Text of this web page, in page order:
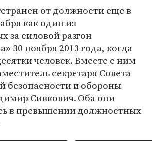
от должности еще в
как один из
за силовой разгон
30 ноября 2013 года, когда
человек. Вместе с ним
секретаря Совета
безопасности и обороны
Сивкович. Оба они
в превышении должностных